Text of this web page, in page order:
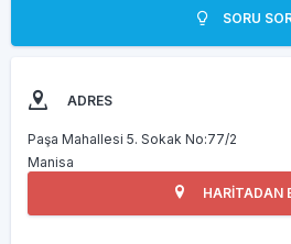
SORU
ADRES
Paşa Mahallesi 5. Sokak No:77/2
Manisa
HARİTADAN